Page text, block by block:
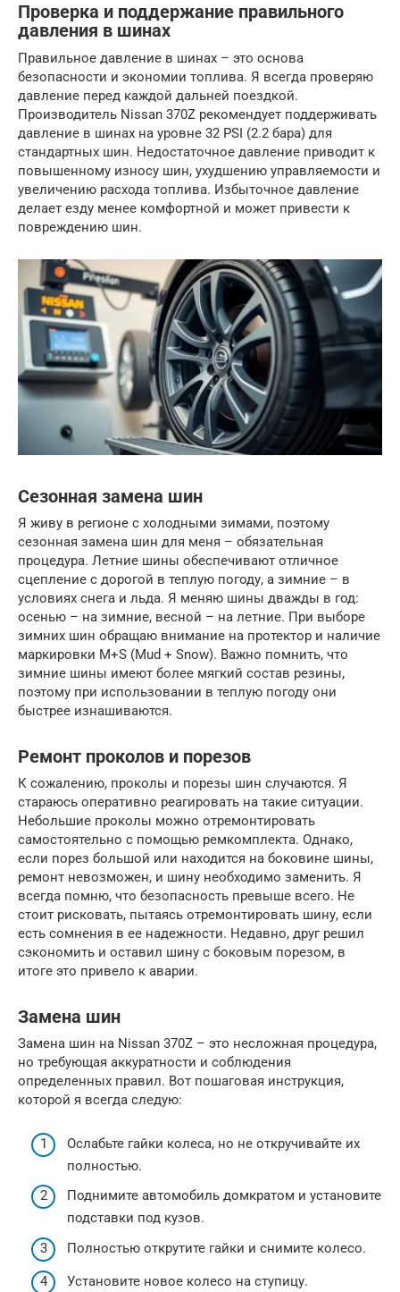
Проверка и поддержание правильного
давления в шинах
Правильное давление в шинах – это основа
безопасности и экономии топлива. Я всегда проверяю
давление перед каждой дальней поездкой.
Производитель Nissan 370Z рекомендует поддерживать
давление в шинах на уровне 32 PSI (2.2 бара) для
стандартных шин. Недостаточное давление приводит к
повышенному износу шин, ухудшению управляемости и
увеличению расхода топлива. Избыточное давление
делает езду менее комфортной и может привести к
повреждению шин.
Сезонная замена шин
Я живу в регионе с холодными зимами, поэтому
сезонная замена шин для меня – обязательная
процедура. Летние шины обеспечивают отличное
сцепление с дорогой в теплую погоду, а зимние – в
условиях снега и льда. Я меняю шины дважды в год:
осенью – на зимние, весной – на летние. При выборе
зимних шин обращаю внимание на протектор и наличие
маркировки M+S (Mud + Snow). Важно помнить, что
зимние шины имеют более мягкий состав резины,
поэтому при использовании в теплую погоду они
быстрее изнашиваются.
Ремонт проколов и порезов
К сожалению, проколы и порезы шин случаются. Я
стараюсь оперативно реагировать на такие ситуации.
Небольшие проколы можно отремонтировать
самостоятельно с помощью ремкомплекта. Однако,
если порез большой или находится на боковине шины,
ремонт невозможен, и шину необходимо заменить. Я
всегда помню, что безопасность превыше всего. Не
стоит рисковать, пытаясь отремонтировать шину, если
есть сомнения в ее надежности. Недавно, друг решил
сэкономить и оставил шину с боковым порезом, в
итоге это привело к аварии.
Замена шин
Замена шин на Nissan 370Z – это несложная процедура,
но требующая аккуратности и соблюдения
определенных правил. Вот пошаговая инструкция,
которой я всегда следую:
Ослабьте гайки колеса, но не откручивайте их
полностью.
Поднимите автомобиль домкратом и установите
подставки под кузов.
Полностью открутите гайки и снимите колесо.
Установите новое колесо на ступицу.